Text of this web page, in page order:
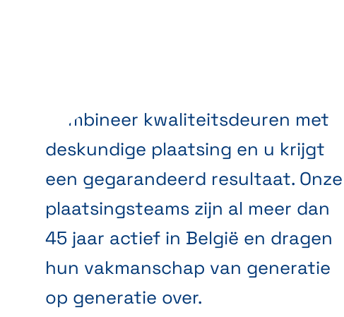
Combineer kwaliteitsdeuren met
deskundige plaatsing en u krijgt
een gegarandeerd resultaat. Onze
plaatsingsteams zijn al meer dan
45 jaar actief in België en dragen
hun vakmanschap van generatie
op generatie over.